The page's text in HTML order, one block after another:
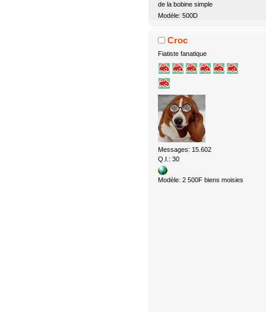
de la bobine simple
Modèle: 500D
Croc
Fiatiste fanatique
Messages: 15.602
Q.I.: 30
Modèle: 2 500F biens moisies